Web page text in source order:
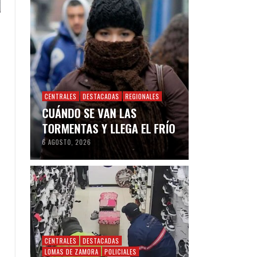
CENTRALES DESTACADAS REGIONALES
CUÁNDO SE VAN LAS
TORMENTAS Y LLEGA EL FRÍO
6 AGOSTO, 2026
CENTRALES
DESTACADAS
LOMAS DE ZAMORA
POLICIALES